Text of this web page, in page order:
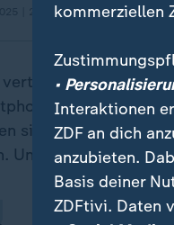
| 29:54 min
vertrat bei "Markus
und erlaube
sie trotzdem
Und dort werde es
kommerziellen
•
Interaktionen
ZDF an dich
anzubieten.
Basis deiner
ZDFtivi. Daten